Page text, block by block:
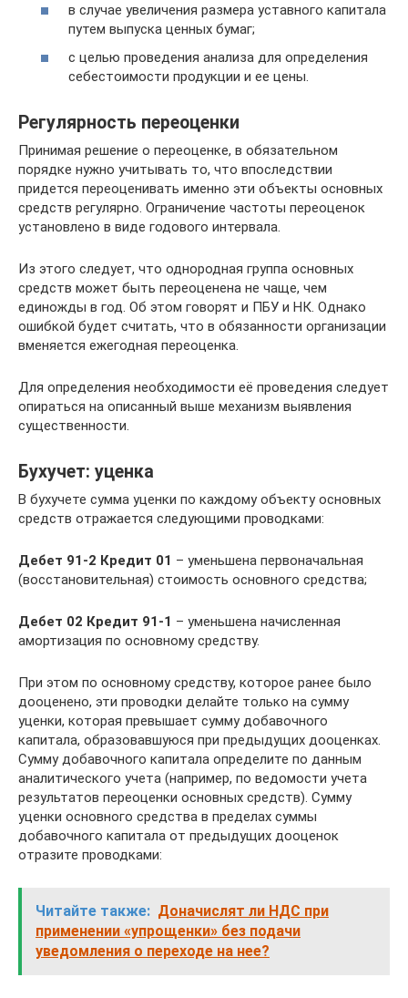
в случае увеличения размера уставного капитала
путем выпуска ценных бумаг;
с целью проведения анализа для определения
себестоимости продукции и ее цены.
Регулярность переоценки
Принимая решение о переоценке, в обязательном
порядке нужно учитывать то, что впоследствии
придется переоценивать именно эти объекты основных
средств регулярно. Ограничение частоты переоценок
установлено в виде годового интервала.
Из этого следует, что однородная группа основных
средств может быть переоценена не чаще, чем
единожды в год. Об этом говорят и ПБУ и НК. Однако
ошибкой будет считать, что в обязанности организации
вменяется ежегодная переоценка.
Для определения необходимости её проведения следует
опираться на описанный выше механизм выявления
существенности.
Бухучет: уценка
В бухучете сумма уценки по каждому объекту основных
средств отражается следующими проводками:
Дебет 91-2 Кредит 01 – уменьшена первоначальная
(восстановительная) стоимость основного средства;
Дебет 02 Кредит 91-1 – уменьшена начисленная
амортизация по основному средству.
При этом по основному средству, которое ранее было
дооценено, эти проводки делайте только на сумму
уценки, которая превышает сумму добавочного
капитала, образовавшуюся при предыдущих дооценках.
Сумму добавочного капитала определите по данным
аналитического учета (например, по ведомости учета
результатов переоценки основных средств). Сумму
уценки основного средства в пределах суммы
добавочного капитала от предыдущих дооценок
отразите проводками:
Читайте также: Доначислят ли НДС при
применении «упрощенки» без подачи
уведомления о переходе на нее?